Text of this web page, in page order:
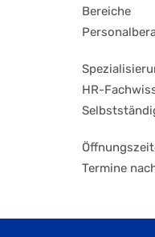
Bereiche
HR-
Termine